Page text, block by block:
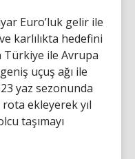
Euro’luk gelir ile
karlılıkta hedefini
Türkiye ile Avrupa
uçuş ağı ile
yaz sezonunda
ekleyerek yıl
taşımayı